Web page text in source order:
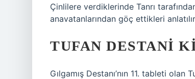
Çinlilere verdiklerinde Tanrı
anavatanlarından göç ettikleri
TUFAN DESTANI
Gılgamış Destanı’nın 11. tableti